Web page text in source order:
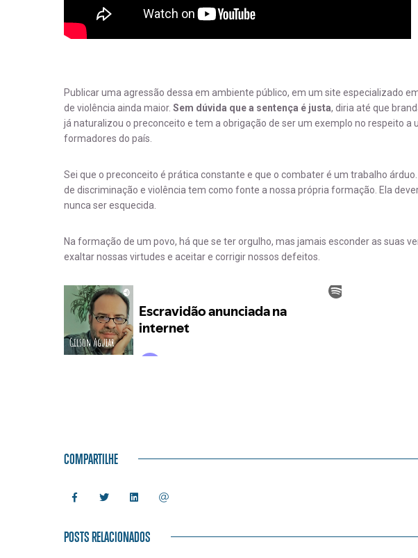
Publicar uma agressão dessa em ambiente público, em um site especializado
de violência ainda maior. Sem dúvida que a sentença é justa, diria até que
já naturalizou o preconceito e tem a obrigação de ser um exemplo no respeito a
formadores do país.
Sei que o preconceito é prática constante e que o combater é um trabalho
de discriminação e violência tem como fonte a nossa própria formação. Ela
nunca ser esquecida.
Na formação de um povo, há que se ter orgulho, mas jamais esconder as suas
exaltar nossas virtudes e aceitar e corrigir nossos defeitos.
COMPARTILHE
POSTS RELACIONADOS